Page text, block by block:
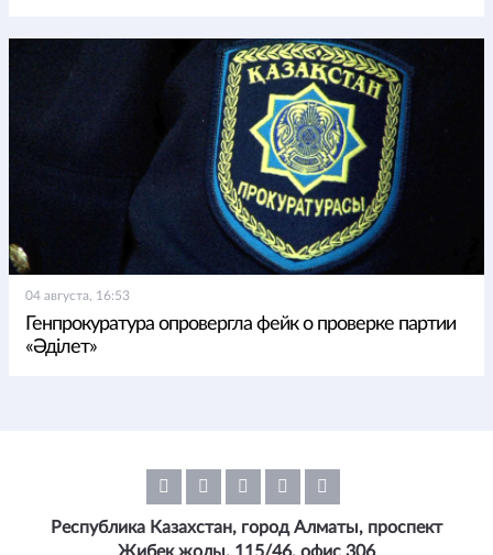
04 августа, 16:53
Генпрокуратура опровергла фейк о проверке партии
«Әділет»
Республика Казахстан, город Алматы, проспект